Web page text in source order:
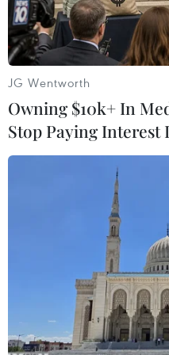
toàn, nghiêm túc,
ra.
Đề thi các môn đợt
phổ thông đảm bảo
cơ bản của thí sinh,
dung và hình thức,
Nhờ có sự phối hợp
các trường với các
phương nên kì thi đã
ùn tắc giao thông
Không xảy ra việc bỏ
mất vệ sinh. Việc
những ngày thi được
JG Wentworth
Owning $10k+ In
Stop Paying Interest